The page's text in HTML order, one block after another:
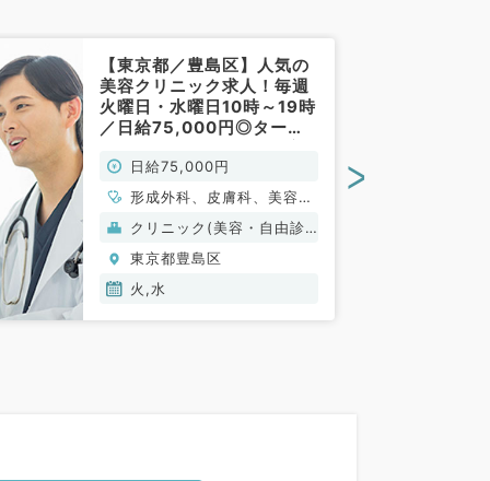
【東京都／豊島区】人気の
美容クリニック求人！毎週
火曜日・水曜日10時～19時
／日給75,000円◎ターミ
地です♪（皮膚科・美容皮
膚科・形成外科／非常勤）
日給75,000円
形成外科、皮膚科、美容皮
膚科
クリニック(美容・自由診
療）
東京都豊島区
火,水
>